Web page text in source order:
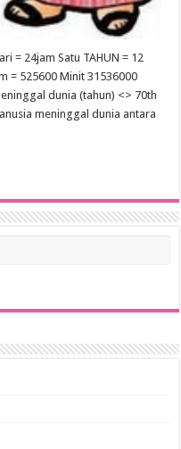
= 24jam Satu TAHUN = 12
= 525600 Minit 31536000
dunia (tahun) <> 70th
meninggal dunia antara